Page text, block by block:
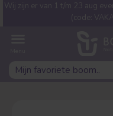
Wij zijn er van 1 t/m 23 aug
(code:
Welke boom